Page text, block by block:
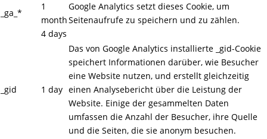
_ga_*
1
month
4 days
Google Analytics setzt dieses Cookie, um
Seitenaufrufe zu speichern und zu zählen.
_gid 1 day
Das von Google Analytics installierte _gid-Cookie
speichert Informationen darüber, wie Besucher
eine Website nutzen, und erstellt gleichzeitig
einen Analysebericht über die Leistung der
Website. Einige der gesammelten Daten
umfassen die Anzahl der Besucher, ihre Quelle
und die Seiten, die sie anonym besuchen.